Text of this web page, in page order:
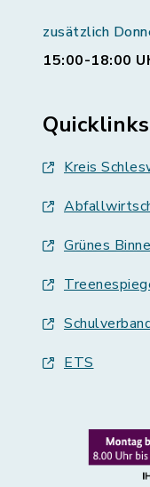
zusätzlich
15:00-18:00
Quicklinks
Kreis
Grünes
ETS